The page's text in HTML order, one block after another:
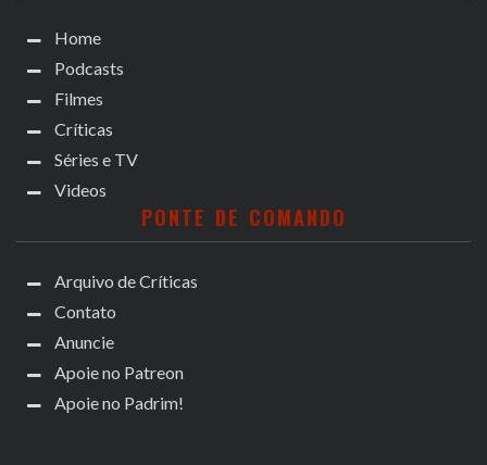
Home
Podcasts
Filmes
Críticas
Séries e TV
Videos
PONTE DE COMANDO
Arquivo de Críticas
Contato
Anuncie
Apoie no Patreon
Apoie no Padrim!